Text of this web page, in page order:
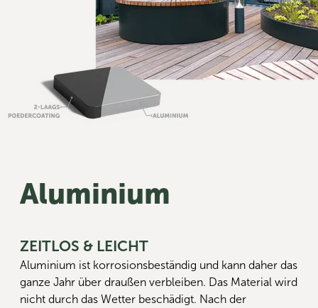
Aluminium
ZEITLOS & LEICHT
Aluminium ist korrosionsbeständig und kann daher das
ganze Jahr über draußen verbleiben. Das Material wird
nicht durch das Wetter beschädigt. Nach der